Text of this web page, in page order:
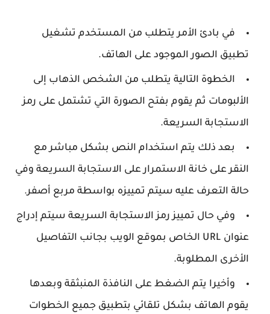
في بادئ الأمر يتطلب من المستخدم تشغيل
تطبيق الصور الموجود على الهاتف.
الخطوة التالية يتطلب من الشخص الذهاب إلى
الألبومات ثم يقوم بفتح الصورة التي تشتمل على رمز
الاستجابة السريعة.
بعد ذلك يتم استخدام النص بشكل مباشر مع
النقر على خانة الاستمرار على الاستجابة السريعة وفي
حالة التعرف عليه سيتم تمييزه بواسطة مربع أصفر.
وفي حال تمييز رمز الاستجابة السريعة سيتم إدراج
عنوان URL الخاص بموقع الويب بجانب التفاصيل
الأخرى المطلوبة.
وأخيرا يتم الضغط على النافذة المنبثقة وبعدها
يقوم الهاتف بشكل تلقائي بتطبيق جميع الخطوات